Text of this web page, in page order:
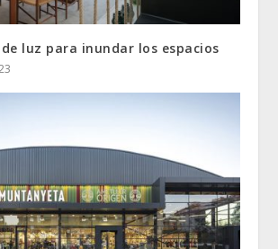
luz para inundar los espacios